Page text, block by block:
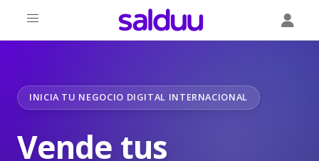
INICIA TU NEGOCIO DIGITAL INTERNACIONAL
Vende tus